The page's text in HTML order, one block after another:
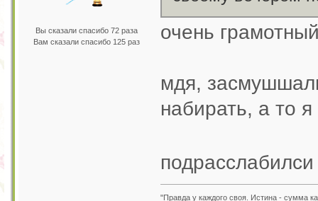
Вы сказали спасибо 72 раза
Вам сказали спасибо 125 раз
очень
мдя,
набирать, а то
"Правда у каждого своя. Истина - сумма